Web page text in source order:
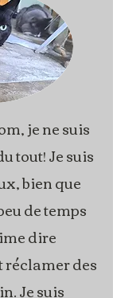
je ne suis
tout! Je suis
bien que
de temps
dire
réclamer des
Je suis